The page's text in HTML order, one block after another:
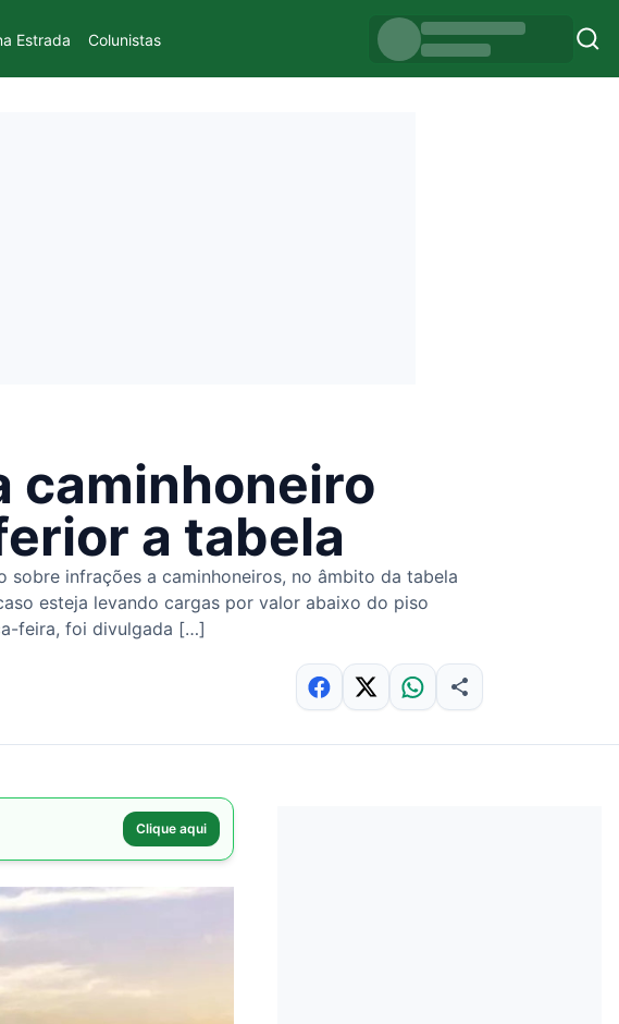
Estrada Colunistas
caminhoneiro
a tabela
sobre infrações a caminhoneiros, no âmbito da tabela
esteja levando cargas por valor abaixo do piso
feira, foi divulgada […]
Clique aqui